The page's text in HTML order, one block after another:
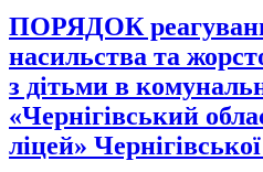
ПОРЯДОК
насильства та
з дітьми в
«Чернігівський
ліцей»